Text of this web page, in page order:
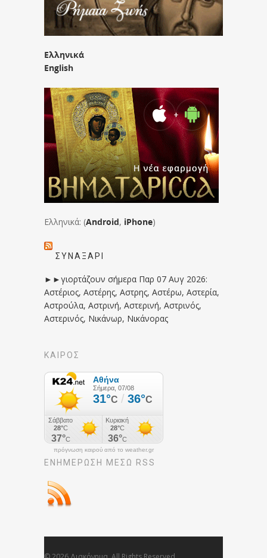
Ελληνικά
English
Ελληνικά: (Android, iPhone)
ΣΥΝΑΞΆΡΙ
►►γιορτάζουν σήμερα Παρ 07 Αυγ 2026:
Αστέριος, Αστέρης, Αστρης, Αστέρω, Αστερία,
Αστρούλα, Αστρινή, Αστερινή, Αστρινός,
Αστερινός, Νικάνωρ, Νικάνορας
ΚΑΙΡΟΣ
πρόγνωση καιρού από το weather.gr
ΕΝΗΜΈΡΩΣΉ ΜΕΣΩ RSS